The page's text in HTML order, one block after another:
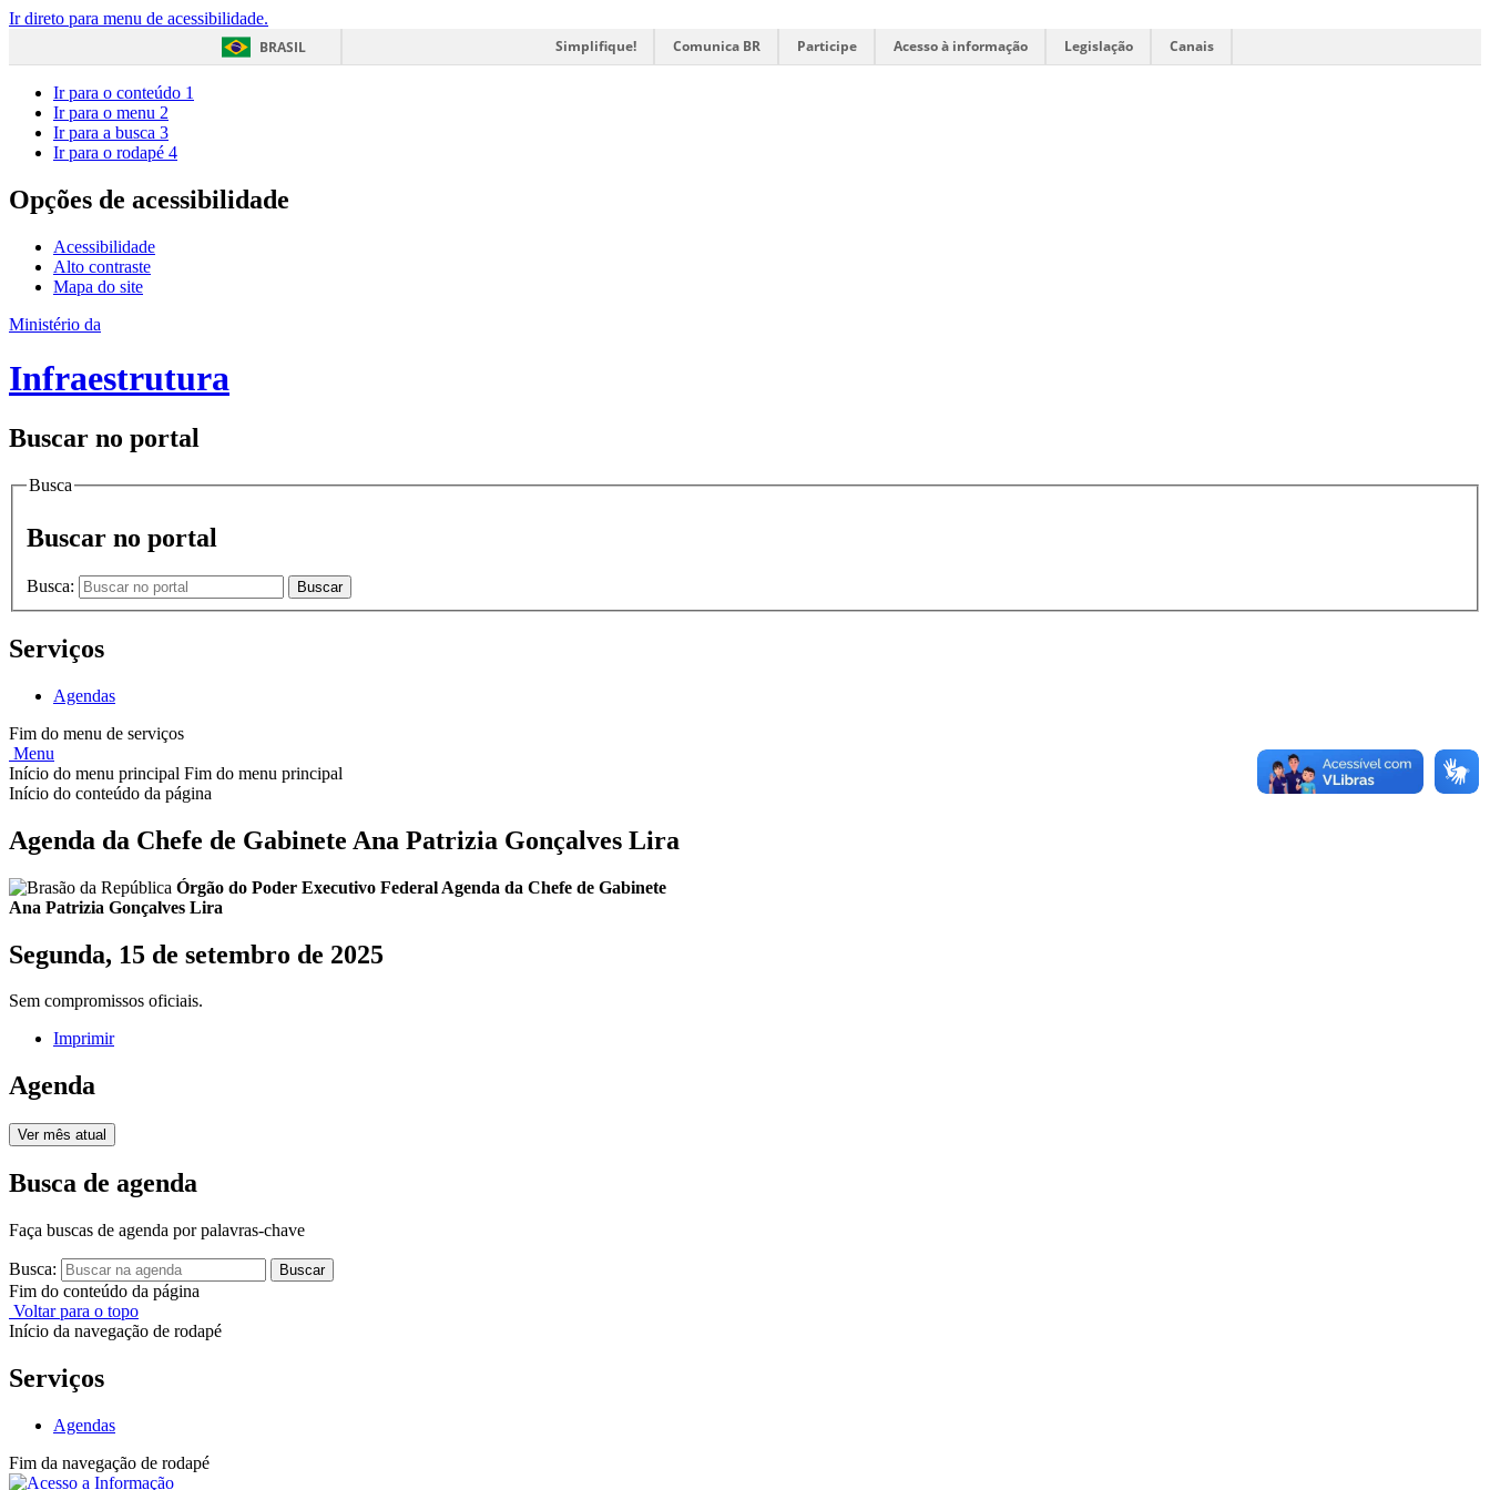
Ir direto para menu de acessibilidade.
BRASIL
Simplifique! Comunica BR Participe Acesso à informação Legislação Canais
Ir para o conteúdo 1
Ir para o menu 2
Ir para a busca 3
Ir para o rodapé 4
Opções de acessibilidade
Acessibilidade
Alto contraste
Mapa do site
Ministério da
Infraestrutura
Buscar no portal
Busca
Buscar no portal
Busca: Buscar
Serviços
Agendas
Fim do menu de serviços
Menu
Início do menu principal Fim do menu principal
Início do conteúdo da página
Agenda da Chefe de Gabinete Ana Patrizia Gonçalves Lira
Órgão do Poder Executivo Federal Agenda da Chefe de Gabinete
Ana Patrizia Gonçalves Lira
Segunda, 15 de setembro de 2025
Sem compromissos oficiais.
Imprimir
Agenda
Ver mês atual
Busca de agenda
Faça buscas de agenda por palavras-chave
Busca: Buscar
Fim do conteúdo da página
Voltar para o topo
Início da navegação de rodapé
Serviços
Agendas
Fim da navegação de rodapé